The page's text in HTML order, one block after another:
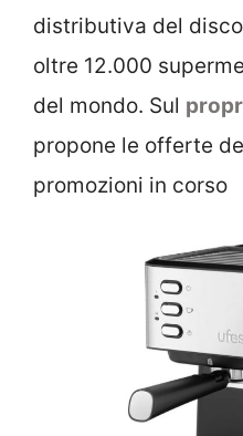
distributiva del
oltre 12.000
del mondo. Sul
propone le offerte
promozioni in corso